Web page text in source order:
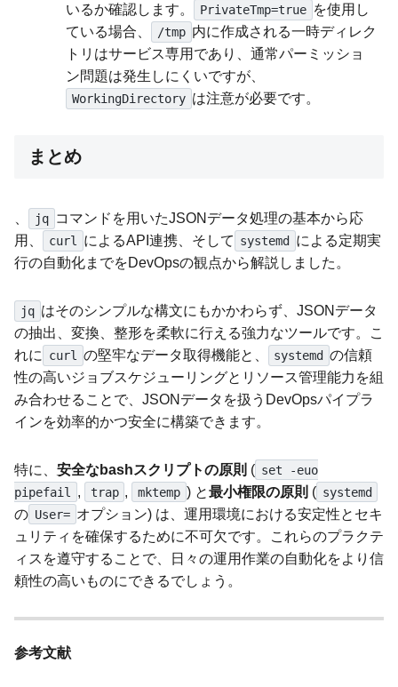
いるか確認します。
PrivateTmp=true を使用し
ている場合、
/tmp 内に作成される一時ディレク
トリはサービス専用であり、通常パーミッショ
ン問題は発生しにくいですが、
WorkingDirectory は注意が必要です。
まとめ
jq コマンドを用いたJSONデータ処理の基本から応
用、
curl によるAPI連携、そして systemd
による定期実
行の自動化までをDevOpsの観点から解説しました。
jq はそのシンプルな構文にもかかわらず、JSONデータ
の抽出、変換、整形を柔軟に行える強力なツールです。こ
れに
curl の堅牢なデータ取得機能と、 systemd の信頼
性の高いジョブスケジューリングとリソース管理能力を組
み合わせることで、JSONデータを扱うDevOpsパイプラ
インを効率的かつ安全に構築できます。
特に、 安全なbashスクリプトの原則 ( set -euo
pipefail
, trap , mktemp ) と最小権限の原則 ( systemd
の User= オプション) は、運用環境における安定性とセキ
ュリティを確保するために不可欠です。これらのプラクテ
ィスを遵守することで、日々の運用作業の自動化をより信
頼性の高いものにできるでしょう。
参考文献